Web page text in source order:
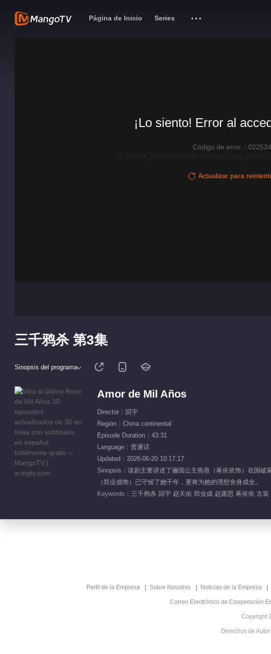
Página de Inicio Series
¡Lo siento! Error al
Código de error：022534
Actualizar para
三千鸦杀 第3集
Sinopsis del programa
Amor de Mil Años
Director：回宇
Región：China continental
Episode Duration：43:31
Language：普通话
Updated：2026-06-20 10:17:17
Sinopsis：该剧主要讲述了骊国公主燕燕（蒋依依饰）在国
（郑业成饰）已守候了她千年，更将为她的理想舍身成全。
Keywords： 三千鸦杀 回宇 赵天佑 郑业成 赵露思 蒋依依 古
Perfil de la Empresa Sobre Nosotros Noticias de la Empresa
Correo Electrónico de Cooperación
Copyright
Derechos de